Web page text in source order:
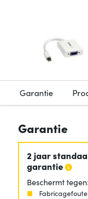
Garantie
Garantie
2 jaar
garantie
Beschermt tegen: